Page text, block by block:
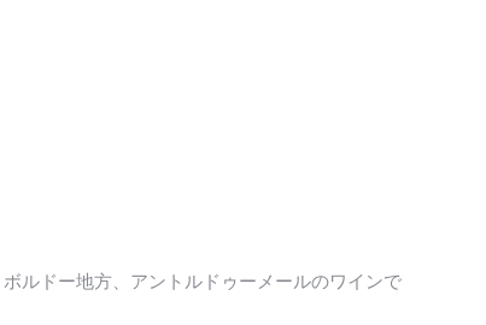
ルドー地方、アントルドゥーメールのワインで